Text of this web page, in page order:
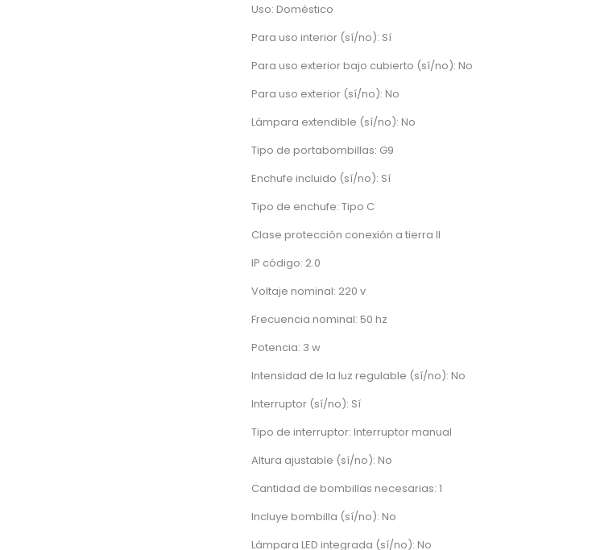
Uso: Doméstico
Para uso interior (sí/no): Sí
Para uso exterior bajo cubierto (sí/no): No
Para uso exterior (sí/no): No
Lámpara extendible (sí/no): No
Tipo de portabombillas: G9
Enchufe incluido (sí/no): Sí
Tipo de enchufe: Tipo C
Clase protección conexión a tierra II
IP código: 2.0
Voltaje nominal: 220 v
Frecuencia nominal: 50 hz
Potencia: 3 w
Intensidad de la luz regulable (sí/no): No
Interruptor (sí/no): Sí
Tipo de interruptor: Interruptor manual
Altura ajustable (sí/no): No
Cantidad de bombillas necesarias: 1
Incluye bombilla (sí/no): No
Lámpara LED integrada (sí/no): No